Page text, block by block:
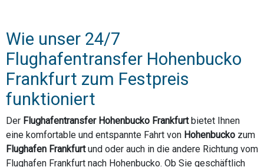
Wie unser 24/7
Flughafentransfer Hohenbucko
Frankfurt zum Festpreis
funktioniert
Der Flughafentransfer Hohenbucko Frankfurtbietet Ihnen
eine komfortable und entspannte Fahrt von Hohenbucko zum
Flughafen Frankfurtund oder auch in die andere Richtung vom
Flughafen Frankfurt nach Hohenbucko. Ob Sie geschäftlich